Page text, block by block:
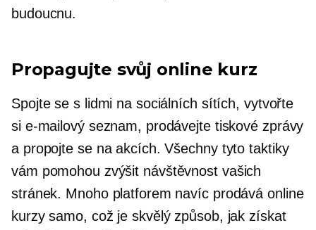
budoucnu.
Propagujte svůj online kurz
Spojte se s lidmi na sociálních sítích, vytvořte
si e-mailový seznam, prodávejte tiskové zprávy
a propojte se na akcích. Všechny tyto taktiky
vám pomohou zvýšit návštěvnost vašich
stránek. Mnoho platforem navíc prodává online
kurzy samo, což je skvělý způsob, jak získat